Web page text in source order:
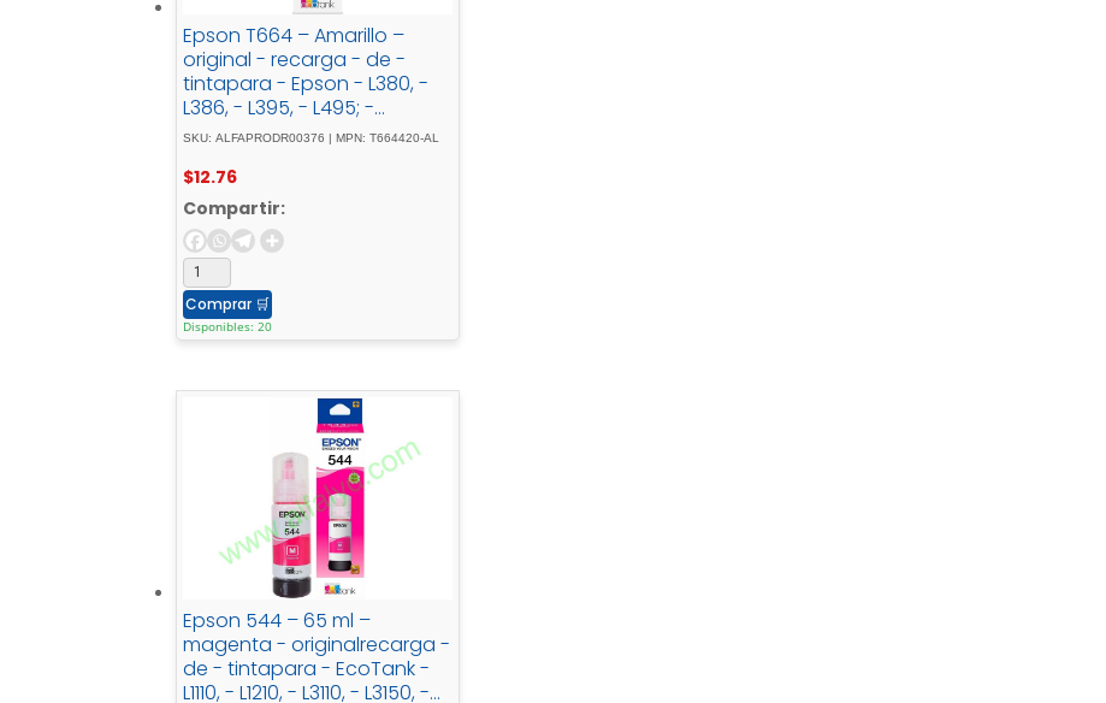
Epson T664 – Amarillo –
original - recarga - de -
tintapara - Epson - L380, -
L386, - L395, - L495; -
EcoTank - ET-2600, - 2650, -
SKU: ALFAPRODR00376 | MPN: T664420-AL
$12.76
Compartir:
Comprar 🛒
Disponibles: 20
Epson 544 – 65 ml –
magenta - originalrecarga -
de - tintapara - EcoTank -
L1110, - L1210, - L3110, - L3150, -